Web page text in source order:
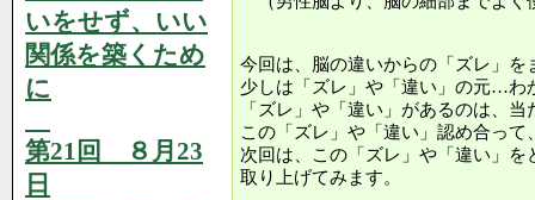
いをせず、いい
関係を築くため
に
第21回 ８月23
日
今回は、脳の違いからの「ズレ」を
少しは「ズレ」や「違い」の元…わ
「ズレ」や「違い」があるのは、当
この「ズレ」や「違い」認め合っ
次回は、この「ズレ」や「違い」を
取り上げてみます。